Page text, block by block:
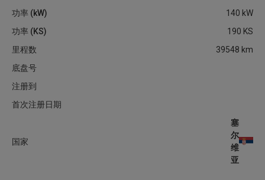
功率 (kW)
140 kW
功率 (KS)
190 KS
里程数
39548 km
底盘号
注册到
首次注册日期
国家
塞
尔
维
亚